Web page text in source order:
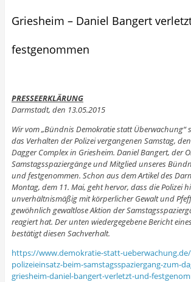
Griesheim – Daniel Bangert
festgenommen
PRESSEERKLÄRUNG
Darmstadt, den 13.05.2015
Wir vom „Bündnis Demokratie statt Überwachung“
das Verhalten der Polizei vergangenen Samstag,
Dagger Complex in Griesheim. Daniel Bangert, der
Samstagsspaziergänge und Mitglied unseres
und festgenommen. Schon aus dem Artikel des
Montag, dem 11. Mai, geht hervor, dass die Polizei
unverhältnismäßig mit körperlicher Gewalt und
gewöhnlich gewaltlose Aktion der
reagiert hat. Der unten wiedergegebene Bericht
bestätigt diesen Sachverhalt.
https://www.demokratie-statt-
polizeieinsatz-beim-samstagsspaziergang-zum-
griesheim-daniel-bangert-verletzt-und-